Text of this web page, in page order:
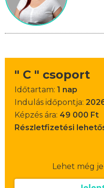
" C " csoport
Időtartam: 1 nap
Indulás időpontja:
Képzés ára: 49 000 Ft
Részletfizetési
Lehet még